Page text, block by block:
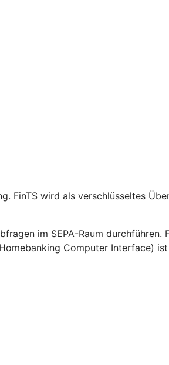
FinTS wird als verschlüsseltes
im SEPA-Raum
Computer Interface)